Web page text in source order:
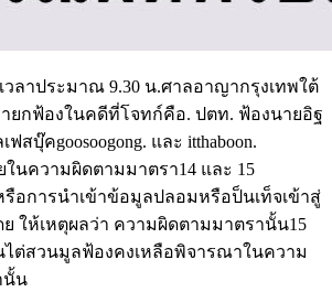
วลาประมาณ 9.30 น.ศาลอาญากรุงเทพใต้
ยกฟ้องในคดีที่โจทก์คือ. ปตท. ฟ้องนายอิฐ
บุ๊คgoosoogong. และ itthaboon.
ยในความผิดตามมาตรา14 และ 15
อการนำเข้าข้อมูลปลอมหรือป็นเท็จเข้าสู่
ให้เหตุผลว่า ความผิดตามมาตรานั้น15
ไต่สวนมูลฟ้องคงเหลือพิจารณาในความ
นั้น